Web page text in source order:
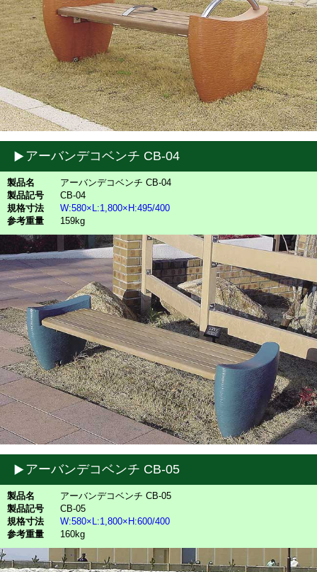
アーバンデコベンチ CB-04
製品名
アーバンデコベンチ CB-04
製品記号
CB-04
規格寸法
W:580×L:1,800×H:495/400
参考重量
159kg
アーバンデコベンチ CB-05
製品名
アーバンデコベンチ CB-05
製品記号
CB-05
規格寸法
W:580×L:1,800×H:600/400
参考重量
160kg